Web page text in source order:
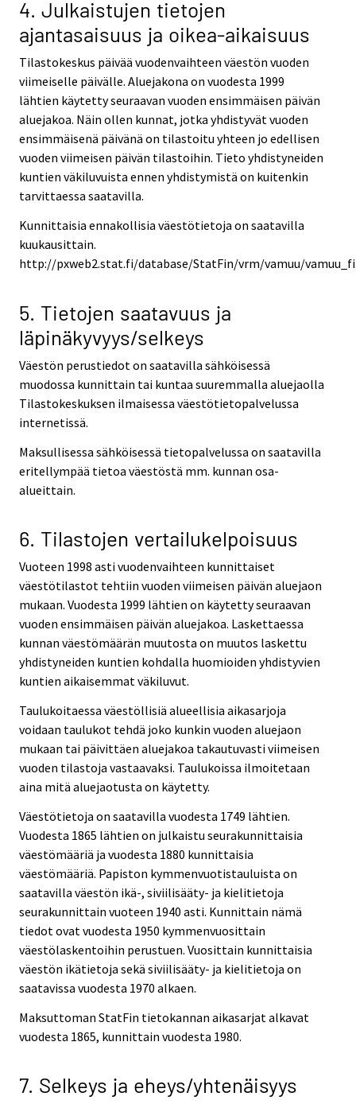
4. Julkaistujen tietojen
ajantasaisuus ja oikea-aikaisuus
Tilastokeskus päivää vuodenvaihteen väestön vuoden
viimeiselle päivälle. Aluejakona on vuodesta 1999
lähtien käytetty seuraavan vuoden ensimmäisen päivän
aluejakoa. Näin ollen kunnat, jotka yhdistyvät vuoden
ensimmäisenä päivänä on tilastoitu yhteen jo edellisen
vuoden viimeisen päivän tilastoihin. Tieto yhdistyneiden
kuntien väkiluvuista ennen yhdistymistä on kuitenkin
tarvittaessa saatavilla.
Kunnittaisia ennakollisia väestötietoja on saatavilla
kuukausittain.
http://pxweb2.stat.fi/database/StatFin/vrm/vamuu/
5. Tietojen saatavuus ja
läpinäkyvyys/selkeys
Väestön perustiedot on saatavilla sähköisessä
muodossa kunnittain tai kuntaa suuremmalla aluejaolla
Tilastokeskuksen ilmaisessa väestötietopalvelussa
internetissä.
Maksullisessa sähköisessä tietopalvelussa on saatavilla
eritellympää tietoa väestöstä mm. kunnan osa-
alueittain.
6. Tilastojen vertailukelpoisuus
Vuoteen 1998 asti vuodenvaihteen kunnittaiset
väestötilastot tehtiin vuoden viimeisen päivän aluejaon
mukaan. Vuodesta 1999 lähtien on käytetty seuraavan
vuoden ensimmäisen päivän aluejakoa. Laskettaessa
kunnan väestömäärän muutosta on muutos laskettu
yhdistyneiden kuntien kohdalla huomioiden yhdistyvien
kuntien aikaisemmat väkiluvut.
Taulukoitaessa väestöllisiä alueellisia aikasarjoja
voidaan taulukot tehdä joko kunkin vuoden aluejaon
mukaan tai päivittäen aluejakoa takautuvasti viimeisen
vuoden tilastoja vastaavaksi. Taulukoissa ilmoitetaan
aina mitä aluejaotusta on käytetty.
Väestötietoja on saatavilla vuodesta 1749 lähtien.
Vuodesta 1865 lähtien on julkaistu seurakunnittaisia
väestömääriä ja vuodesta 1880 kunnittaisia
väestömääriä. Papiston kymmenvuotistauluista on
saatavilla väestön ikä-, siviilisääty- ja kielitietoja
seurakunnittain vuoteen 1940 asti. Kunnittain nämä
tiedot ovat vuodesta 1950 kymmenvuosittain
väestölaskentoihin perustuen. Vuosittain kunnittaisia
väestön ikätietoja sekä siviilisääty- ja kielitietoja on
saatavissa vuodesta 1970 alkaen.
Maksuttoman StatFin tietokannan aikasarjat alkavat
vuodesta 1865, kunnittain vuodesta 1980.
7. Selkeys ja eheys/yhtenäisyys